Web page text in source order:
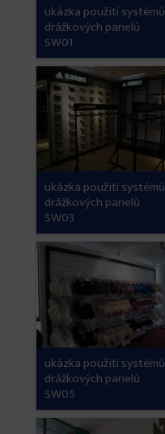
ukázka použití systémů
drážkových panelů
SW01
ukázka použití systémů
drážkových panelů
SW03
ukázka použití systémů
drážkových panelů
SW05